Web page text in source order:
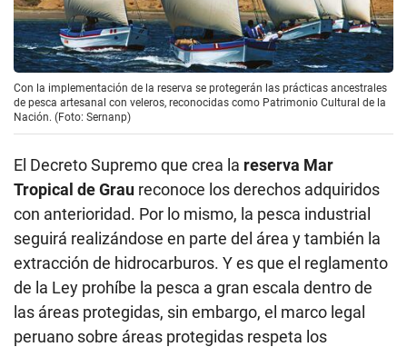
Con la implementación de la reserva se protegerán las prácticas ancestrales
de pesca artesanal con veleros, reconocidas como Patrimonio Cultural de la
Nación. (Foto: Sernanp)
El Decreto Supremo que crea la reserva Mar
Tropical de Grau reconoce los derechos adquiridos
con anterioridad. Por lo mismo, la pesca industrial
seguirá realizándose en parte del área y también la
extracción de hidrocarburos. Y es que el reglamento
de la Ley prohíbe la pesca a gran escala dentro de
las áreas protegidas, sin embargo, el marco legal
peruano sobre áreas protegidas respeta los